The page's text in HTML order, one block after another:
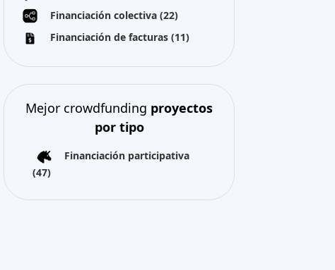
Financiación colectiva(22)
Financiación de facturas(11)
Mejor crowdfunding proyectos
por tipo
Financiación participativa
(47)